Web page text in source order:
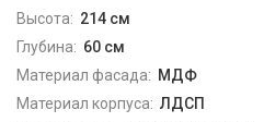
Высота: 214 см
Глубина: 60 см
Материал фасада: МДФ
Материал корпуса: ЛДСП